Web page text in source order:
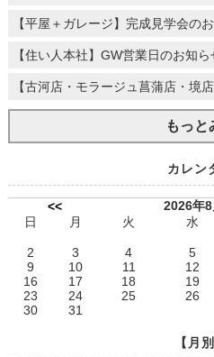
【平屋＋ガレージ】完成見学会の
【住い人本社】GW営業日のお知ら
【古河店・モラージュ菖蒲店・境
もっと
カレン
<<
2026年8
日
月 火 水
2
3 4 5
9
10 11 12
16
17 18 19
23
24 25 26
30
31
【月別